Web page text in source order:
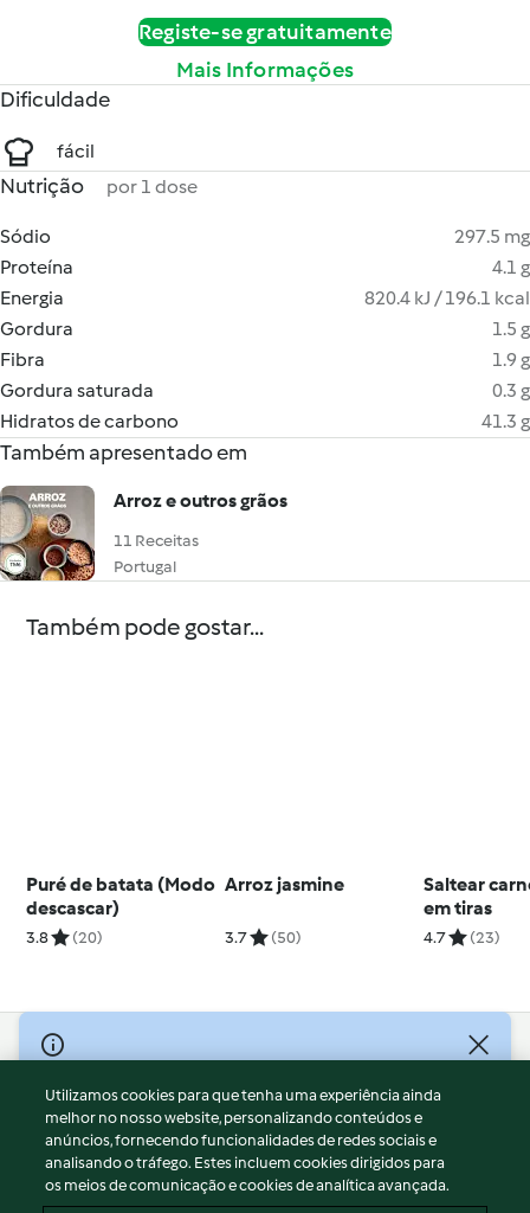
Registe-se gratuitamente
Mais Informações
Dificuldade
fácil
Nutrição por 1 dose
Sódio
297.5 mg
Proteína
4.1 g
Energia
820.4 kJ / 196.1 kcal
Gordura
1.5 g
Fibra
1.9 g
Gordura saturada
0.3 g
Hidratos de carbono
41.3 g
Também apresentado em
Arroz e outros grãos
11 Receitas
Portugal
Também pode gostar...
Puré de batata (Modo
descascar)
3.8 (20)
Arroz jasmine
3.7 (50)
Saltear
em tiras
4.7 (23)
© Copyright 2026
Termos de Utilização
Aviso sobre Proteção de Dados
Aviso
Apoio legal
Utilizamos cookies para que tenha uma experiência ainda
melhor no nosso website, personalizando conteúdos e
anúncios, fornecendo funcionalidades de redes sociais e
analisando o tráfego. Estes incluem cookies dirigidos para
os meios de comunicação e cookies de analítica avançada.